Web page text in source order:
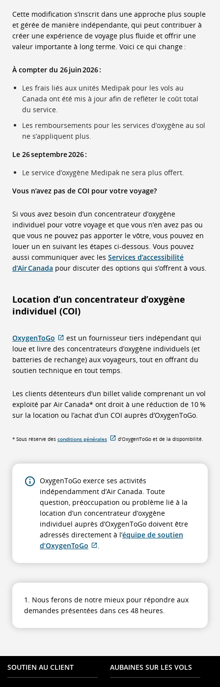
qui
pourrait
ne
pas
en
matière
les
Cette modification s’inscrit dans une approche plus souple
et gérée de manière indépendante, qui peut contribuer à
créer une expérience de voyage plus fluide et offrir une
valeur importante à long terme. Voici ce qui change :
À compter du 26 juin 2026 :
Les frais liés aux unités Medipak pour les vols au
Canada ont été mis à jour afin de refléter le coût total
du service.
Les remboursements pour les services d’oxygène au sol
ne s’appliquent plus.
Le 26 septembre 2026 :
Le service d’oxygène Medipak ne sera plus offert.
Vous n’avez pas de COI pour votre voyage?
Si vous avez besoin d’un concentrateur d’oxygène
individuel pour votre voyage et que vous n’en avez pas ou
que vous ne pouvez pas apporter le vôtre, vous pouvez en
louer un en suivant les étapes ci-dessous. Vous pouvez
aussi communiquer avec les Services d’accessibilité
d’Air Canada pour discuter des options qui s’offrent à vous.
Location d’un concentrateur d’oxygène
individuel (COI)
OxygenToGo
Site
Web
externe
qui
ne
pas
respecter
directives
ou
les
préférences
linguistiques.
est un fournisseur tiers indépendant qui
loue et livre des concentrateurs d’oxygène individuels (et
batteries de rechange) aux voyageurs, tout en offrant du
soutien technique en tout temps.
Les clients détenteurs d’un billet valide comprenant un vol
exploité par Air Canada* ont droit à une réduction de 10 %
sur la location ou l’achat d’un COI auprès d’OxygenToGo.
* Sous réserve des conditions générales
Site
Web
pourrait
respecter
les
en
matière
d’accessibilité
ou
les
préférences
d’OxygenToGo et de la disponibilité.
OxygenToGo exerce ses activités
indépendamment d’Air Canada. Toute
question, préoccupation ou problème lié à la
location d’un concentrateur d’oxygène
individuel auprès d’OxygenToGo doivent être
adressés directement à l’équipe de soutien
d’OxygenToGo
ne
pas
matière
d’accessibilité
.
1. Nous ferons de notre mieux pour répondre aux
demandes présentées dans ces 48 heures.
SOUTIEN AU CLIENT AUBAINES SUR LES VOLS